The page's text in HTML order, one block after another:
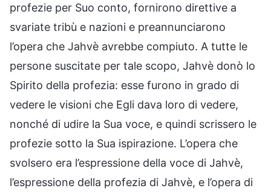
profezie per Suo conto, fornirono direttive a
svariate tribù e nazioni e preannunciarono
l’opera che Jahvè avrebbe compiuto. A tutte le
persone suscitate per tale scopo, Jahvè donò lo
Spirito della profezia: esse furono in grado di
vedere le visioni che Egli dava loro di vedere,
nonché di udire la Sua voce, e quindi scrissero le
profezie sotto la Sua ispirazione. L’opera che
svolsero era l’espressione della voce di Jahvè,
l’espressione della profezia di Jahvè, e l’opera di